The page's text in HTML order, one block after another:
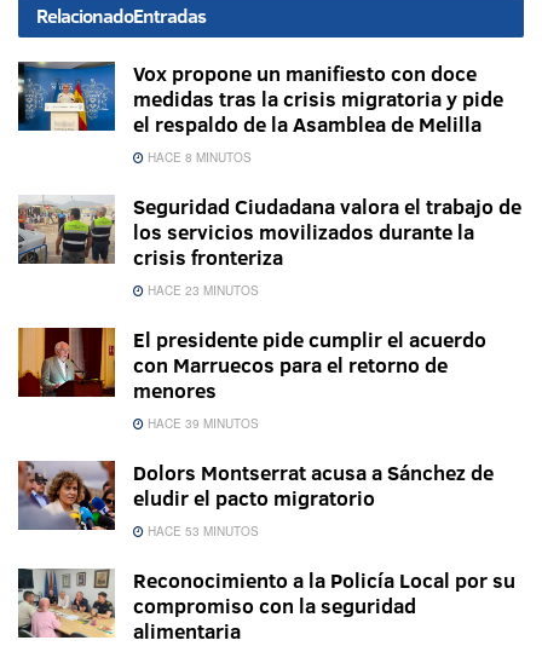
RelacionadoEntradas
Vox propone un manifiesto con doce
medidas tras la crisis migratoria y pide
el respaldo de la Asamblea de Melilla
HACE 8 MINUTOS
Seguridad Ciudadana valora el trabajo de
los servicios movilizados durante la
crisis fronteriza
HACE 23 MINUTOS
El presidente pide cumplir el acuerdo
con Marruecos para el retorno de
menores
HACE 39 MINUTOS
Dolors Montserrat acusa a Sánchez de
eludir el pacto migratorio
HACE 53 MINUTOS
Reconocimiento a la Policía Local por su
compromiso con la seguridad
alimentaria